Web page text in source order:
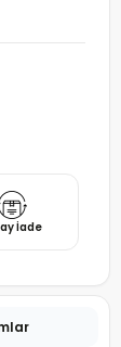
İade